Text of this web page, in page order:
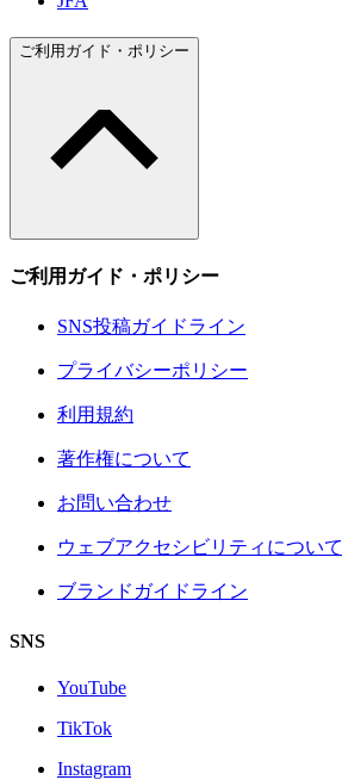
ご利用ガイド・ポリシー
ご利用ガイド・ポリシー
SNS投稿ガイドライン
プライバシーポリシー
利用規約
著作権について
お問い合わせ
ウェブアクセシビリティについて
ブランドガイドライン
SNS
YouTube
TikTok
Instagram